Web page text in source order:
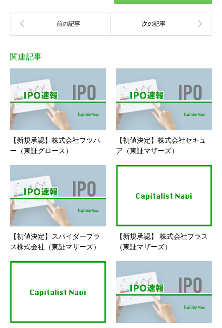
関連記事
【新規承認】株式会社フツパ
ー（東証グロース）
【初値決定】株式会社セキュ
ア（東証マザーズ）
【初値決定】スパイダープラ
ス株式会社（東証マザーズ）
【新規承認】 株式会社ブラス
（東証マザーズ）